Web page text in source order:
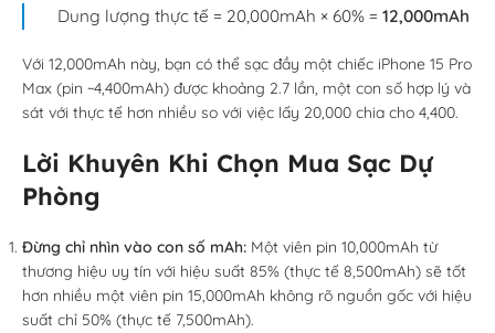
Dung lượng thực tế = 20,000mAh × 60% = 12,000mAh
Với 12,000mAh này, bạn có thể sạc đầy một chiếc iPhone 15 Pro
Max (pin ~4,400mAh) được khoảng 2.7 lần, một con số hợp lý và
sát với thực tế hơn nhiều so với việc lấy 20,000 chia cho 4,400.
Lời Khuyên Khi Chọn Mua Sạc Dự
Phòng
Đừng chỉ nhìn vào con số mAh: Một viên pin 10,000mAh từ
thương hiệu uy tín với hiệu suất 85% (thực tế 8,500mAh) sẽ tốt
hơn nhiều một viên pin 15,000mAh không rõ nguồn gốc với hiệu
suất chỉ 50% (thực tế 7,500mAh).